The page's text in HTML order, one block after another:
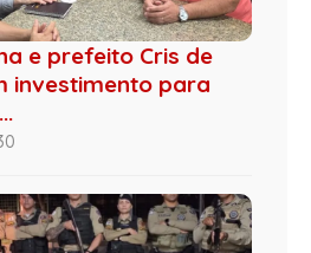
e prefeito Cris de
investimento para